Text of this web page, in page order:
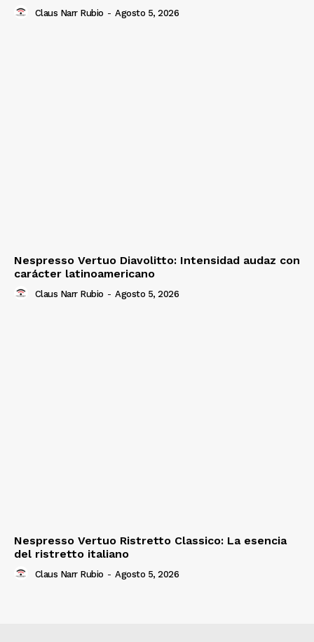
Claus Narr Rubio - Agosto 5, 2026
Nespresso Vertuo Diavolitto: Intensidad audaz con
carácter latinoamericano
Claus Narr Rubio - Agosto 5, 2026
Nespresso Vertuo Ristretto Classico: La esencia
del ristretto italiano
Claus Narr Rubio - Agosto 5, 2026